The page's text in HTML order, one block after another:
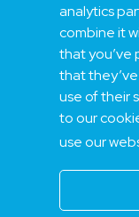
analytics
combine it
that you’ve
that
use of their
to our
use our
Om oss
Bærekraft
Support
Jobb hos oss